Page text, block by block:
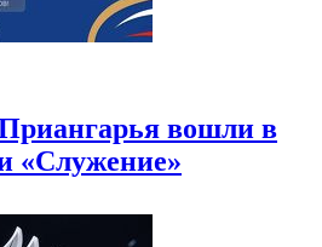
вошли в
«Служение»